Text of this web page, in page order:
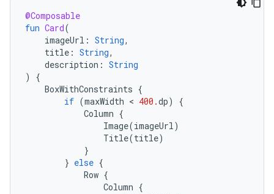
@Composable
fun Card(
imageUrl : String,
title : String,
description : String
)
{
BoxWithConstraints {
if (maxWidth < 400.dp)
{
Column {
Image(imageUrl)
Title(title)
}
} else {
Row {
Column {